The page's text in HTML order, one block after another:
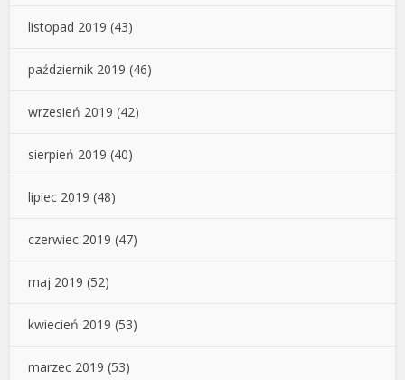
listopad 2019 (43)
październik 2019 (46)
wrzesień 2019 (42)
sierpień 2019 (40)
lipiec 2019 (48)
czerwiec 2019 (47)
maj 2019 (52)
kwiecień 2019 (53)
marzec 2019 (53)